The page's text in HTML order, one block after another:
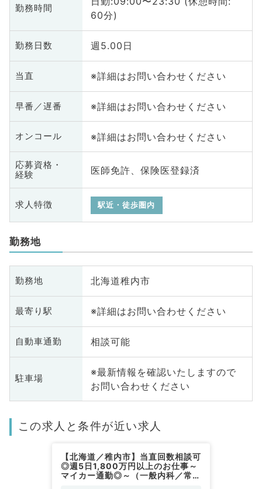
勤務時間
60分)
勤務日数 週5.00日
当直 ※詳細はお問い合わせください
早番／遅番 ※詳細はお問い合わせください
オンコール ※詳細はお問い合わせください
応募資格・
経験
医師免許、保険医登録済
求人特徴 駅近・徒歩圏内
勤務地
勤務地 北海道稚内市
最寄り駅 ※詳細はお問い合わせください
自動車通勤 相談可能
駐車場
※最新情報を確認いたしますので
お問い合わせください
この求人と条件が近い求人
【北海道／稚内市】当直回数相談可
◎週5日1,800万円以上のお仕事～
マイカー通勤◎～（一般内科／常